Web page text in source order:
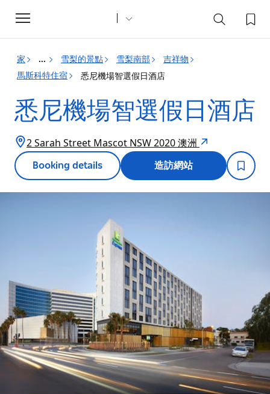
Toggle
navigation
家 ... 雪梨的景點 雪梨南部
吉祥物
馬斯科特住宿
悉尼機場智選假日酒店
悉尼機場智選假日酒店
2 Sarah Street Mascot NSW 2020 澳洲
Booking details 造訪網站